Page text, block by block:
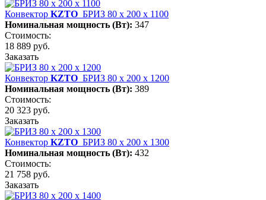
Конвектор KZTO БРИЗ 80 х 200 х 1100
Номинальная мощность (Вт): 347
Стоимость:
18 889 руб.
Заказать
Конвектор KZTO БРИЗ 80 х 200 х 1200
Номинальная мощность (Вт): 389
Стоимость:
20 323 руб.
Заказать
Конвектор KZTO БРИЗ 80 х 200 х 1300
Номинальная мощность (Вт): 432
Стоимость:
21 758 руб.
Заказать